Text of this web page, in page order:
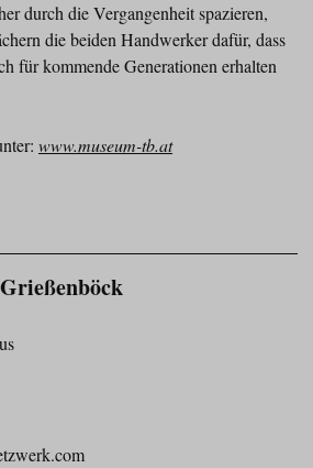
durch die Vergangenheit spazieren,
die beiden Handwerker dafür, dass
für kommende Generationen erhalten
www.museum-tb.at